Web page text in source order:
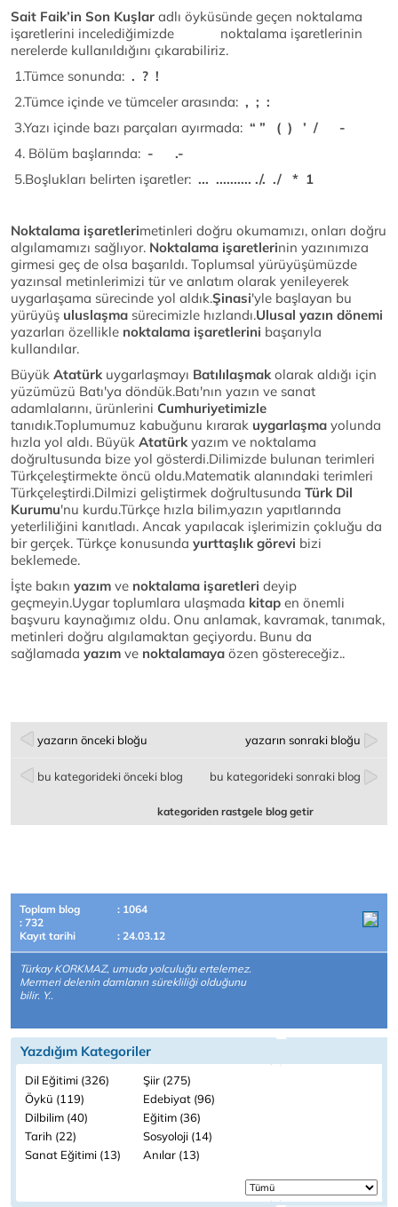
Sait Faik’in Son Kuşlar adlı öyküsünde geçen noktalama
işaretlerini incelediğimizde noktalama işaretlerinin
nerelerde kullanıldığını çıkarabiliriz.
1.Tümce sonunda: . ? !
2.Tümce içinde ve tümceler arasında: , ; :
3.Yazı içinde bazı parçaları ayırmada: “ ” ( ) ’ / -
4. Bölüm başlarında: - .-
5.Boşlukları belirten işaretler: ... .......... ./. ./ * 1
Noktalama işaretlerimetinleri doğru okumamızı, onları doğru
algılamamızı sağlıyor. Noktalama işaretlerinin yazınımıza
girmesi geç de olsa başarıldı. Toplumsal yürüyüşümüzde
yazınsal metinlerimizi tür ve anlatım olarak yenileyerek
uygarlaşama sürecinde yol aldık.Şinasi'yle başlayan bu
yürüyüş uluslaşma sürecimizle hızlandı.Ulusal yazın dönemi
yazarları özellikle noktalama işaretlerini başarıyla
kullandılar.
Büyük Atatürkuygarlaşmayı Batılılaşmakolarak aldığı için
yüzümüzü Batı'ya döndük.Batı'nın yazın ve sanat
adamlalarını, ürünlerini Cumhuriyetimizle
tanıdık.Toplumumuz kabuğunu kırarak uygarlaşma yolunda
hızla yol aldı. Büyük Atatürkyazım ve noktalama
doğrultusunda bize yol gösterdi.Dilimizde bulunan terimleri
Türkçeleştirmekte öncü oldu.Matematik alanındaki terimleri
Türkçeleştirdi.Dilmizi geliştirmek doğrultusunda Türk Dil
Kurumu'nu kurdu.Türkçe hızla bilim,yazın yapıtlarında
yeterliliğini kanıtladı. Ancak yapılacak işlerimizin çokluğu da
bir gerçek. Türkçe konusunda yurttaşlık görevi bizi
beklemede.
İşte bakın yazım ve noktalama işaretleri deyip
geçmeyin.Uygar toplumlara ulaşmada kitap en önemli
başvuru kaynağımız oldu. Onu anlamak, kavramak, tanımak,
metinleri doğru algılamaktan geçiyordu. Bunu da
sağlamada yazım ve noktalamaya özen göstereceğiz..
yazarın önceki bloğu yazarın sonraki bloğu
bu kategorideki önceki blog bu kategorideki sonraki blog
kategoriden rastgele blog getir
Toplam blog
: 1064
: 732
Kayıt tarihi
: 24.03.12
Türkay KORKMAZ, umuda yolculuğu ertelemez.
Mermeri delenin damlanın sürekliliği olduğunu
bilir. Y..
Yazdığım Kategoriler
Dil Eğitimi (326)
Şiir (275)
Öykü (119)
Edebiyat (96)
Dilbilim (40)
Eğitim (36)
Tarih (22)
Sosyoloji (14)
Sanat Eğitimi (13)
Anılar (13)